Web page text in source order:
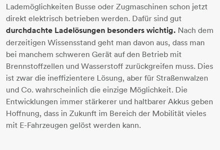
Lademöglichkeiten Busse oder Zugmaschinen schon jetzt
direkt elektrisch betrieben werden. Dafür sind gut
durchdachte Ladelösungen besonders wichtig. Nach dem
derzeitigen Wissensstand geht man davon aus, dass man
bei manchem schweren Gerät auf den Betrieb mit
Brennstoffzellen und Wasserstoff zurückgreifen muss. Dies
ist zwar die ineffizientere Lösung, aber für Straßenwalzen
und Co. wahrscheinlich die einzige Möglichkeit. Die
Entwicklungen immer stärkerer und haltbarer Akkus geben
Hoffnung, dass in Zukunft im Bereich der Mobilität vieles
mit E-Fahrzeugen gelöst werden kann.